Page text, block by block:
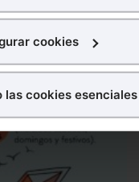
tu experiencia en
para denegar
y seleccionar
no seleccionas
cookies
las cookies esenciales